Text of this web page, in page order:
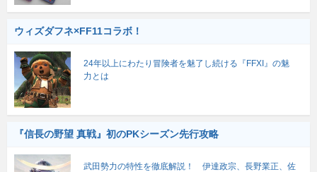
ウィズダフネ×FF11コラボ！
24年以上にわたり冒険者を魅了し続ける『FFXI』の魅
力とは
『信長の野望 真戦』初のPKシーズン先行攻略
武田勢力の特性を徹底解説！ 伊達政宗、長野業正、佐